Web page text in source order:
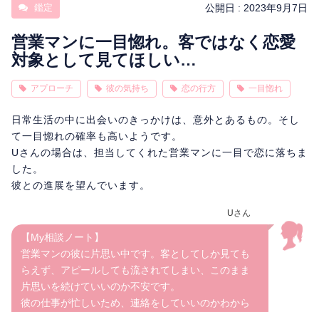
相性
鑑定 公開日 : 2023年9月7日
営業マンに一目惚れ。客ではなく恋愛
対象として見てほしい…
アプローチ 彼の気持ち 恋の行方 一目惚れ
日常生活の中に出会いのきっかけは、意外とあるもの。そし
て一目惚れの確率も高いようです。
Uさんの場合は、担当してくれた営業マンに一目で恋に落ちま
した。
彼との進展を望んでいます。
Uさん
【My相談ノート】
営業マンの彼に片思い中です。客としてしか見ても
らえず、アピールしても流されてしまい、このまま
片思いを続けていいのか不安です。
彼の仕事が忙しいため、連絡をしていいのかわから